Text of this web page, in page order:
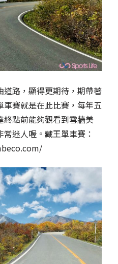
路，顯得更期待，期帶著
賽就是在此比賽，每年五
終點前能夠觀看到雪牆美
迷人喔。藏王單車賽：